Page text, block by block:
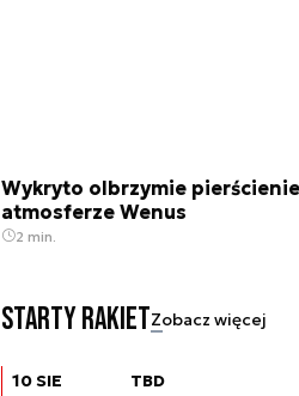
Wykryto olbrzymie
atmosferze Wenus
2 min.
Starty rakietZobacz więcej
10 SIE
TBD